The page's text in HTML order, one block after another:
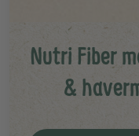
Nutri Fiber
&